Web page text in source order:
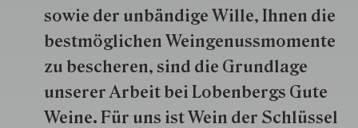
so­wie der un­bän­dige Wille, Ihnen die
best­mög­lich­en Wein­genuss­momente
zu besche­ren, sind die Grund­lage
unserer Arbeit bei Lobenbergs Gute
Weine. Für uns ist Wein der Schlüs­sel